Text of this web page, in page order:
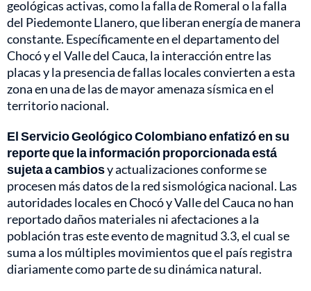
geológicas activas, como la falla de Romeral o la falla
del Piedemonte Llanero, que liberan energía de manera
constante. Específicamente en el departamento del
Chocó y el Valle del Cauca, la interacción entre las
placas y la presencia de fallas locales convierten a esta
zona en una de las de mayor amenaza sísmica en el
territorio nacional.
El Servicio Geológico Colombiano enfatizó en su
reporte que la información proporcionada está
sujeta a cambiosy actualizaciones conforme se
procesen más datos de la red sismológica nacional. Las
autoridades locales en Chocó y Valle del Cauca no han
reportado daños materiales ni afectaciones a la
población tras este evento de magnitud 3.3, el cual se
suma a los múltiples movimientos que el país registra
diariamente como parte de su dinámica natural.